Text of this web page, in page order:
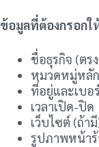
ข้อมูลที่ต้องกรอกใ
ชื่อธุรกิจ (ตร
หมวดหมู่หลั
ที่อยู่และเบอ
เวลาเปิด-ปิด
เว็บไซต์ (ถ้า
รูปภาพหน้าร้